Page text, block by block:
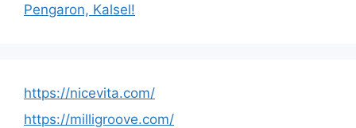
Pengaron, Kalsel!
https://nicevita.com/
https://milligroove.com/